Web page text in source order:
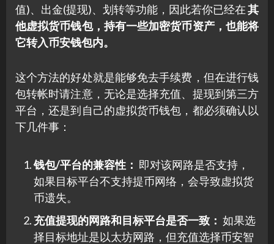
值)、出金(提现)、划转等功能，因此若你已经在其
他虚拟货币钱包，持有一些加密货币资产，也能将
它转入币安钱包内。
这个方法的好处就是能够免去手续费，但在进行钱
包转帐时请注意，无论是选择充值、提现到第三方
平台，还是到自己的虚拟货币钱包，都必须确认以
下几件事：
钱包/平台的兼容性： 即对该网路是否支持，
如果目标平台不支持提币网络，会导致虚拟货
币遗失。
充值提现的网路和目标平台是否一致： 如果选
择目标地址是以太坊网路，但充值选择币安智